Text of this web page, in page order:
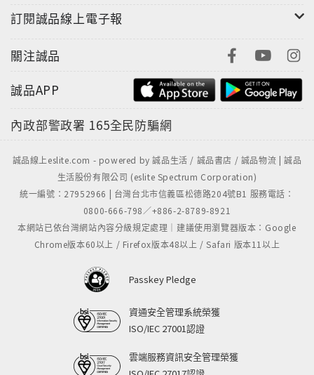
訂閱誠品線上電子報
關注誠品
誠品APP
內政部警政署 165全民防騙網
誠品線上eslite.com - powered by 誠品生活 / 誠品書店 / 誠品物流 | 誠品
生活股份有限公司 (eslite Spectrum Corporation)
統一編號：27952966 | 台灣台北市信義區松德路204號B1 服務電話：
0800-666-798／+886-2-8789-8921
本網站已依台灣網站內容分級規定處理｜建議使用瀏覽器版本：Google
Chrome版本60以上 / Firefox版本48以上 / Safari 版本11以上
Passkey Pledge
資通安全管理系統榮獲
ISO/IEC 27001認證
雲端服務資訊安全管理榮獲